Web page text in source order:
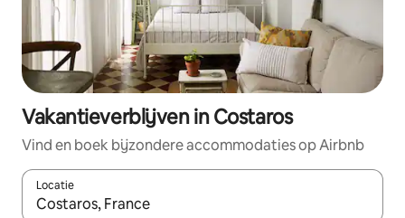
Vakantieverblijven in Costaros
Vind en boek bijzondere accommodaties op Airbnb
Locatie
Wanneer er resultaten beschikbaar zijn, maak je een keuze